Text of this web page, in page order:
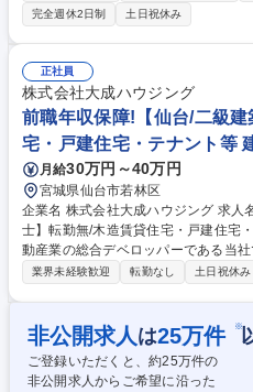
「木造住宅の商品開発」業務全般に携わって
は】以下の業務の中から、経験に応
活用した住宅のプラン作成・提案（
ンドの調査・分析■デザイン・性能・
匠 詳細設計）■社内外プレゼン資料の
算・資材検討・開発■プレカット・現
打ち合わせ、調整業務 募集職種 【商品開発】設計経験者向け/業界随一の
耐震構法で暮らしを守る・安心を造る
完全週休2日制
土日祝休み
正社員
株式会社大成ハウジング
前職年収保障!【仙台/二級
宅・戸建住宅・テナント等
月給30万円～40万円
宮城県仙台市若林区
企業名 株式会社大成ハウジング 求人名 前職年収保障！【仙台/二級建築
士】転勤無/木造賃貸住宅・戸建住宅・テナント等 仕事
動産業の総合デベロッパーである当
住宅、福祉施設、診療所、店舗、事
構造設計全般（木造メイン、一部RC
り、ボリューム出し、詳細設計 ■社
使用ソフト：ｊｗｗCAD、
内製化しているため、スムーズな連
キルの幅を広げられる環境です。 募集職種 前職年収保障！【仙台/二級建
業界未経験歓迎 転勤なし 土日祝休み
非公開求人 は25万件 ※
ご登録いただくと、約25万件の
非公開求人からご希望に沿った